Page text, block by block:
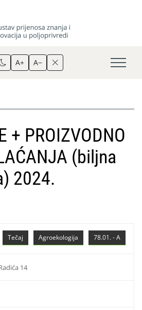
A+ A−
+ PROIZVODNO
(biljna
2024.
78.01. - A
Agroekologija
Tečaj
14